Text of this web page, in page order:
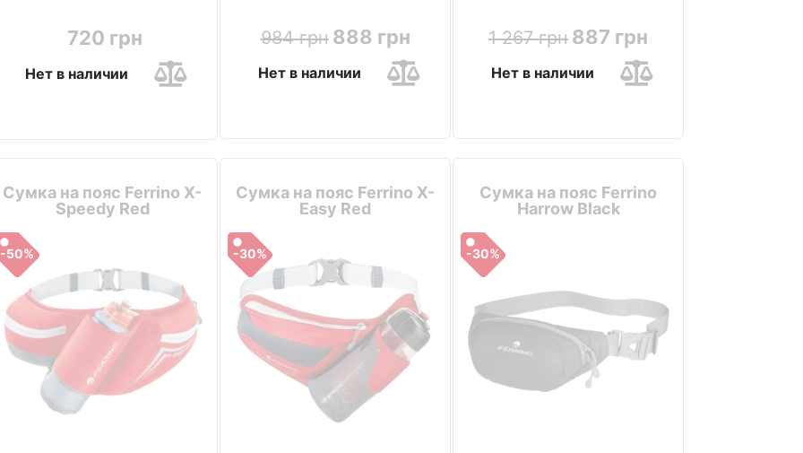
720 грн
Нет в наличии
984 грн 888 грн
Нет в наличии
1 267 грн 887 грн
Нет в наличии
Сумка на пояс Ferrino X-
Speedy Red
-50%
Сумка на пояс Ferrino X-
Easy Red
-30%
Сумка на пояс Ferrino
Harrow Black
-30%